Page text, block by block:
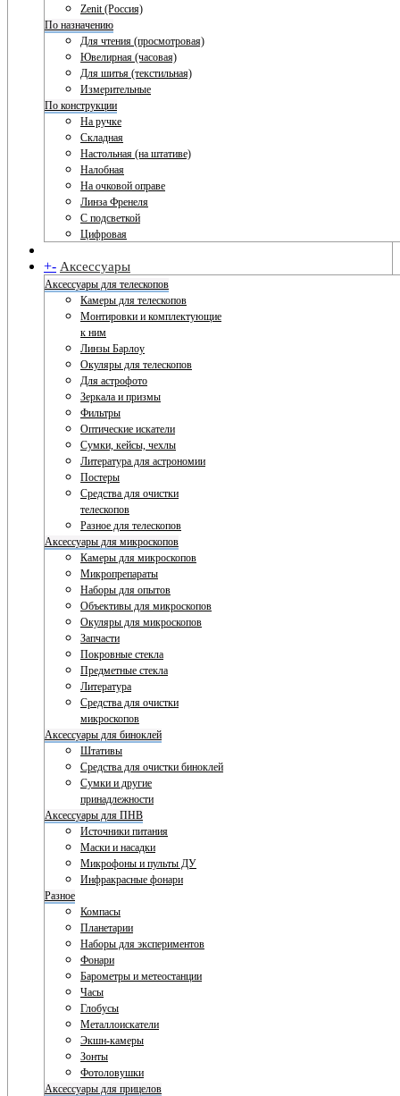
Zenit (Россия)
По назначению
Для чтения (просмотровая)
Ювелирная (часовая)
Для шитья (текстильная)
Измерительные
По конструкции
На ручке
Складная
Настольная (на штативе)
Налобная
На очковой оправе
Линза Френеля
С подсветкой
Цифровая
+- Аксессуары
Аксессуары для телескопов
Камеры для телескопов
Монтировки и комплектующие
к ним
Линзы Барлоу
Окуляры для телескопов
Для астрофото
Зеркала и призмы
Фильтры
Оптические искатели
Сумки, кейсы, чехлы
Литература для астрономии
Постеры
Средства для очистки
телескопов
Разное для телескопов
Аксессуары для микроскопов
Камеры для микроскопов
Микропрепараты
Наборы для опытов
Объективы для микроскопов
Окуляры для микроскопов
Запчасти
Покровные стекла
Предметные стекла
Литература
Средства для очистки
микроскопов
Аксессуары для биноклей
Штативы
Средства для очистки биноклей
Сумки и другие
принадлежности
Аксессуары для ПНВ
Источники питания
Маски и насадки
Микрофоны и пульты ДУ
Инфракрасные фонари
Разное
Компасы
Планетарии
Наборы для экспериментов
Фонари
Барометры и метеостанции
Часы
Глобусы
Металлоискатели
Экшн-камеры
Зонты
Фотоловушки
Аксессуары для прицелов